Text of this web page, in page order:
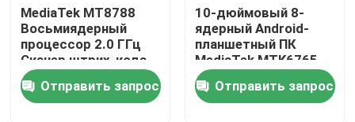
Главная страница
Продукция
MediaTek MT8788
Восьмиядерный
процессор 2.0 ГГц
Сканер штрих-кода
Распознавание лица
Радужная оболочка
глаза Сканер
Отправить запрос
10-дюймовый 8-
ядерный Android-
планшетный ПК
MediaTek MTK6765
прочный со
сканером
отпечатков пальцев
Отправить запрос